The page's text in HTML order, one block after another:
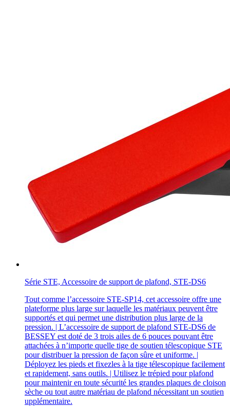
Série STE, Accessoire de support de plafond, STE-DS6
Tout comme l’accessoire STE-SP14, cet accessoire offre une
plateforme plus large sur laquelle les matériaux peuvent être
supportés et qui permet une distribution plus large de la
pression. | L’accessoire de support de plafond STE-DS6 de
BESSEY est doté de 3 trois ailes de 6 pouces pouvant être
attachées à n’importe quelle tige de soutien télescopique STE
pour distribuer la pression de façon sûre et uniforme. |
Déployez les pieds et fixezles à la tige télescopique facilement
et rapidement, sans outils. | Utilisez le trépied pour plafond
pour maintenir en toute sécurité les grandes plaques de cloison
sèche ou tout autre matériau de plafond nécessitant un soutien
upplémentaire.